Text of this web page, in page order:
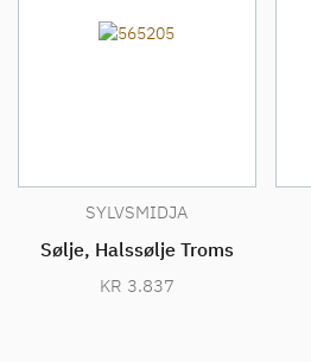
SYLVSMIDJA
Sølje, Halssølje Troms
KR 3.837